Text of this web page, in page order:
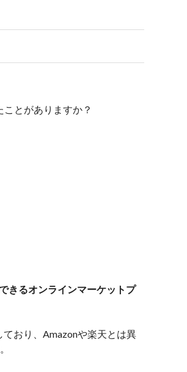
とがありますか？
きるオンラインマーケットプ
おり、Amazonや楽天とは異